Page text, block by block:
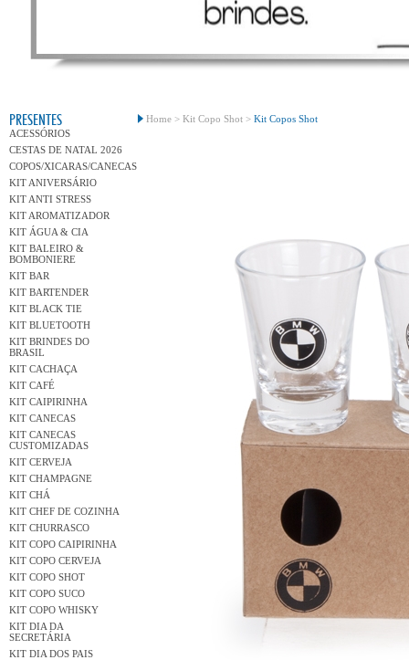
PRESENTES
ACESSÓRIOS
CESTAS DE NATAL 2026
COPOS/XICARAS/CANECAS
KIT ANIVERSÁRIO
KIT ANTI STRESS
KIT AROMATIZADOR
KIT ÁGUA & CIA
KIT BALEIRO &
BOMBONIERE
KIT BAR
KIT BARTENDER
KIT BLACK TIE
KIT BLUETOOTH
KIT BRINDES DO
BRASIL
KIT CACHAÇA
KIT CAFÉ
KIT CAIPIRINHA
KIT CANECAS
KIT CANECAS
CUSTOMIZADAS
KIT CERVEJA
KIT CHAMPAGNE
KIT CHÁ
KIT CHEF DE COZINHA
KIT CHURRASCO
KIT COPO CAIPIRINHA
KIT COPO CERVEJA
KIT COPO SHOT
KIT COPO SUCO
KIT COPO WHISKY
KIT DIA DA
SECRETÁRIA
KIT DIA DOS PAIS
Home > Kit Copo Shot > Kit Copos Shot